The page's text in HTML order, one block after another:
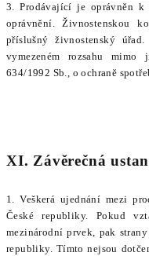
3. Prodávající je oprávněn k
oprávnění. Živnostenskou
příslušný živnostenský
vymezeném rozsahu
634/1992 Sb., o ochraně
XI. Závěrečná
1. Veškerá ujednání mezi
České republiky. Pokud
mezinárodní prvek, pak
republiky. Tímto nejsou